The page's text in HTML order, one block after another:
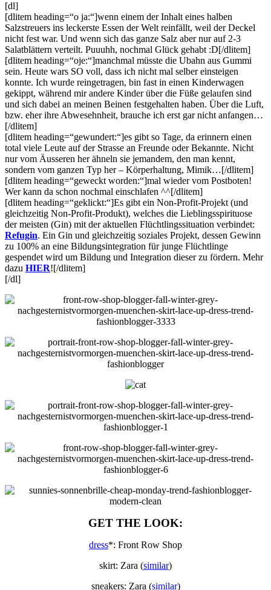
[dl]
[dlitem heading=“o ja:“]wenn einem der Inhalt eines halben
Salzstreuers ins leckerste Essen der Welt reinfällt, weil der Deckel
nicht fest war. Und wenn sich das ganze Salz aber nur auf 2-3
Salatblättern verteilt. Puuuhh, nochmal Glück gehabt :D[/dlitem]
[dlitem heading=“oje:“]manchmal müsste die Ubahn aus Gummi
sein. Heute wars SO voll, dass ich nicht mal selber einsteigen
konnte. Ich wurde reingetragen, bin fast in einen Kinderwagen
gekippt, während mir andere Kinder über die Füße gelaufen sind
und sich dabei an meinen Beinen festgehalten haben. Über die Luft,
bzw. eher ihre Abwesehnheit, brauche ich erst gar nicht anfangen…
[/dlitem]
[dlitem heading=“gewundert:“]es gibt so Tage, da erinnern einen
total viele Leute auf der Strasse an Freunde oder Bekannte. Nicht
nur vom Äusseren her ähneln sie jemandem, den man kennt,
sondern vom ganzen Typ her – Körperhaltung, Mimik…[/dlitem]
[dlitem heading=“geweckt worden:“]mal wieder vom Postboten!
Wer kann da schon nochmal einschlafen ^^[/dlitem]
[dlitem heading=“geklickt:“]Es gibt ein Non-Profit-Projekt (und
gleichzeitig Non-Profit-Produkt), welches die Lieblingsspirituose
der meisten (Gin) mit der aktuellen Flüchtlingssituation verbindet:
Refugin. Ein Gin und gleichzeitig soziales Projekt, dessen Gewinn
zu 100% an eine Bildungsintegration für junge Flüchtlinge
gespendet wird um Bildung und Integration dieser zu fördern. Mehr
dazu HIER![/dlitem]
[/dl]
GET THE LOOK:
dress*: Front Row Shop
skirt: Zara (similar)
sneakers: Zara (similar)